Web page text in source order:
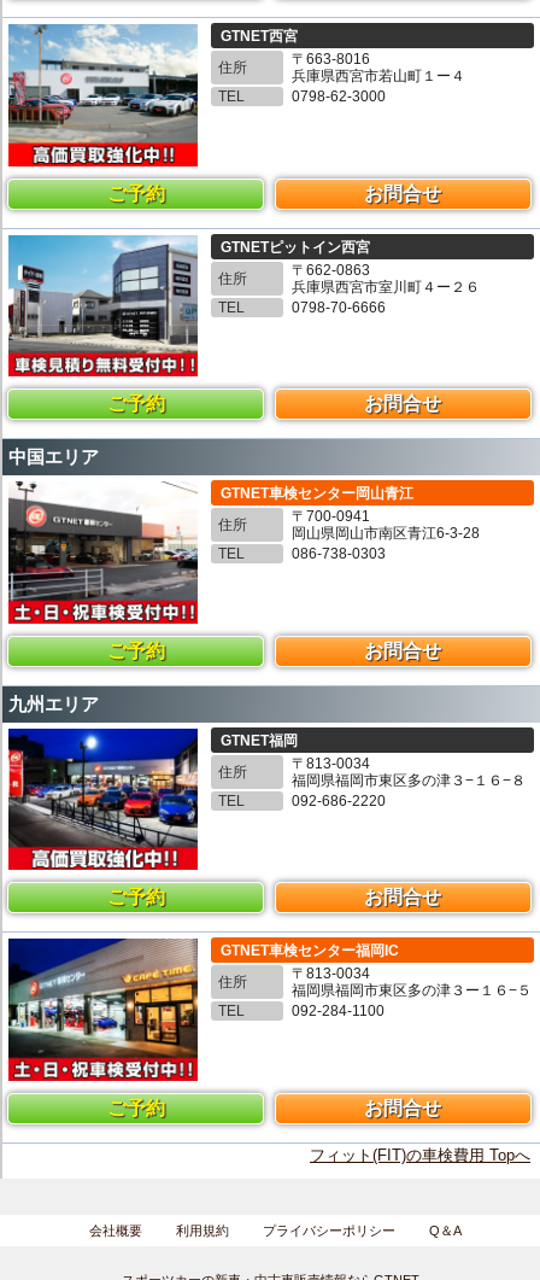
GTNET西宮
住所
〒663-8016
兵庫県西宮市若山町１ー４
TEL
0798-62-3000
ご予約 お問合せ
GTNETピットイン西宮
住所
〒662-0863
兵庫県西宮市室川町４ー２６
TEL
0798-70-6666
ご予約 お問合せ
中国エリア
GTNET車検センター岡山青江
住所
〒700-0941
岡山県岡山市南区青江6-3-28
TEL
086-738-0303
ご予約 お問合せ
九州エリア
GTNET福岡
住所
〒813-0034
福岡県福岡市東区多の津３−１６−８
TEL
092-686-2220
ご予約 お問合せ
GTNET車検センター福岡IC
住所
〒813-0034
福岡県福岡市東区多の津３ー１６−５
TEL
092-284-1100
ご予約 お問合せ
フィット(FIT)の車検費用 Topへ
会社概要 利用規約 プライバシーポリシー Q＆A